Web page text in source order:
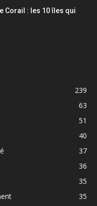
Corail : les 10 îles qui
239
63
51
40
37
36
35
35